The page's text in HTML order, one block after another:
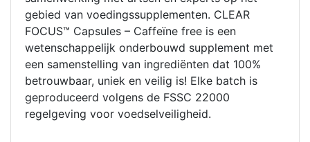
gebied van voedingssupplementen. CLEAR
FOCUS™ Capsules – Caffeïne free is een
wetenschappelijk onderbouwd supplement met
een samenstelling van ingrediënten dat 100%
betrouwbaar, uniek en veilig is! Elke batch is
geproduceerd volgens de FSSC 22000
regelgeving voor voedselveiligheid.